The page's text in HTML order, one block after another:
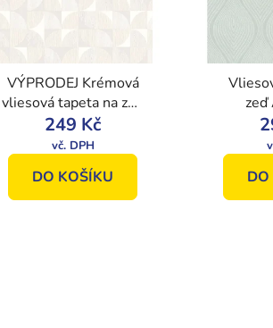
VÝPRODEJ Krémová
vliesová tapeta na zeď
s geometrickým
vzorem, 8511-1,
249 Kč
DO KOŠÍKU
vzor,